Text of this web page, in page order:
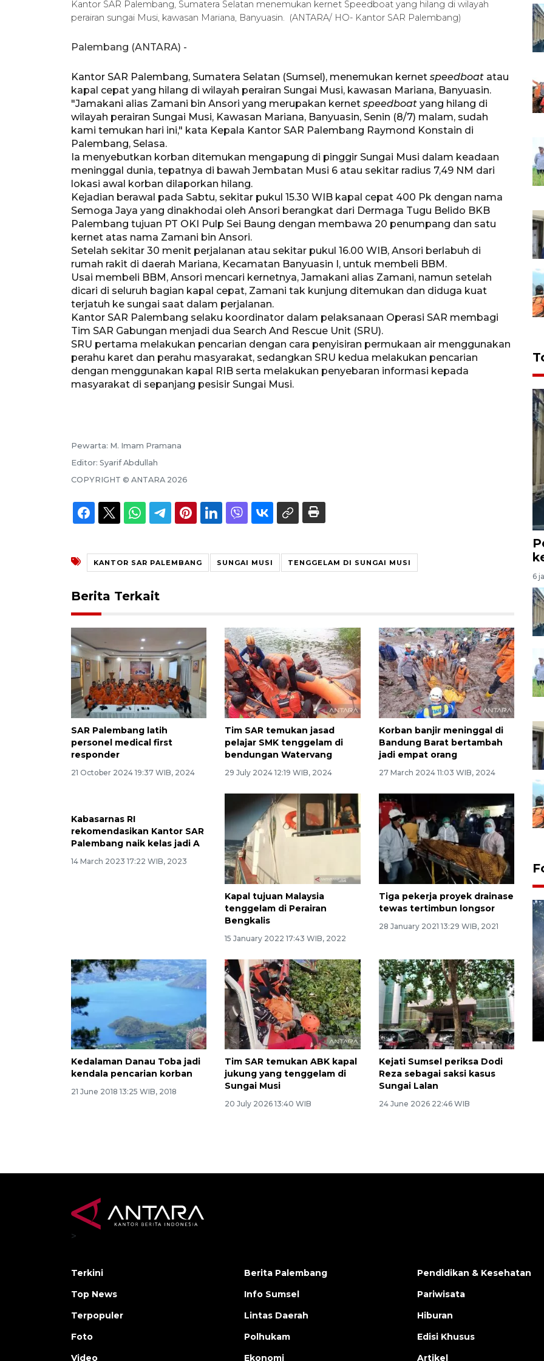
Kantor SAR Palembang, Sumatera Selatan menemukan kernet Speedboat yang hilang di wilayah
perairan sungai Musi, kawasan Mariana, Banyuasin. (ANTARA/ HO- Kantor SAR Palembang)
Palembang (ANTARA) -
Kantor SAR Palembang, Sumatera Selatan (Sumsel), menemukan kernet speedboat atau
kapal cepat yang hilang di wilayah perairan Sungai Musi, kawasan Mariana, Banyuasin.
"Jamakani alias Zamani bin Ansori yang merupakan kernet speedboat yang hilang di
wilayah perairan Sungai Musi, Kawasan Mariana, Banyuasin, Senin (8/7) malam, sudah
kami temukan hari ini," kata Kepala Kantor SAR Palembang Raymond Konstain di
Palembang, Selasa.
Ia menyebutkan korban ditemukan mengapung di pinggir Sungai Musi dalam keadaan
meninggal dunia, tepatnya di bawah Jembatan Musi 6 atau sekitar radius 7,49 NM dari
lokasi awal korban dilaporkan hilang.
Kejadian berawal pada Sabtu, sekitar pukul 15.30 WIB kapal cepat 400 Pk dengan nama
Semoga Jaya yang dinakhodai oleh Ansori berangkat dari Dermaga Tugu Belido BKB
Palembang tujuan PT OKI Pulp Sei Baung dengan membawa 20 penumpang dan satu
kernet atas nama Zamani bin Ansori.
Setelah sekitar 30 menit perjalanan atau sekitar pukul 16.00 WIB, Ansori berlabuh di
rumah rakit di daerah Mariana, Kecamatan Banyuasin I, untuk membeli BBM.
Usai membeli BBM, Ansori mencari kernetnya, Jamakani alias Zamani, namun setelah
dicari di seluruh bagian kapal cepat, Zamani tak kunjung ditemukan dan diduga kuat
terjatuh ke sungai saat dalam perjalanan.
Kantor SAR Palembang selaku koordinator dalam pelaksanaan Operasi SAR membagi
Tim SAR Gabungan menjadi dua Search And Rescue Unit (SRU).
SRU pertama melakukan pencarian dengan cara penyisiran permukaan air menggunakan
perahu karet dan perahu masyarakat, sedangkan SRU kedua melakukan pencarian
dengan menggunakan kapal RIB serta melakukan penyebaran informasi kepada
masyarakat di sepanjang pesisir Sungai Musi.
Pewarta: M. Imam Pramana
Editor: Syarif Abdullah
COPYRIGHT © ANTARA 2026
KANTOR SAR PALEMBANG SUNGAI MUSI TENGGELAM DI SUNGAI MUSI
Berita Terkait
SAR Palembang latih
personel medical first
responder
21 October 2024 19:37 WIB, 2024
Tim SAR temukan jasad
pelajar SMK tenggelam di
bendungan Watervang
29 July 2024 12:19 WIB, 2024
Korban banjir meninggal di
Bandung Barat bertambah
jadi empat orang
27 March 2024 11:03 WIB, 2024
Kapal tujuan Malaysia
tenggelam di Perairan
Bengkalis
15 January 2022 17:43 WIB, 2022
Tiga pekerja proyek drainase
tewas tertimbun longsor
28 January 2021 13:29 WIB, 2021
Kedalaman Danau Toba jadi
kendala pencarian korban
21 June 2018 13:25 WIB, 2018
Tim SAR temukan ABK kapal
jukung yang tenggelam di
Sungai Musi
20 July 2026 13:40 WIB
Kejati Sumsel periksa Dodi
Reza sebagai saksi kasus
Sungai Lalan
24 June 2026 22:46 WIB
6
Alokasi anggaran untuk bibit
kopi arabika Gayo
15 June 2026 11:15 WIB
>
Terkini
Top News
Terpopuler
Foto
Video
Berita Palembang
Info Sumsel
Lintas Daerah
Polhukam
Ekonomi
Pendidikan & Kesehatan
Pariwisata
Hiburan
Edisi Khusus
Artikel